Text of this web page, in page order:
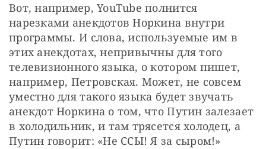
Вот, например, YouTube полнится
нарезками анекдотов Норкина внутри
программы. И слова, используемые им в
этих анекдотах, непривычны для того
телевизионного языка, о котором пишет,
например, Петровская. Может, не совсем
уместно для такого языка будет звучать
анекдот Норкина о том, что Путин залезает
в холодильник, и там трясется холодец, а
Путин говорит: «Не ССЫ! Я за сыром!»